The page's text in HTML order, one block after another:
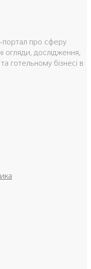
портал про сферу
огляди, дослідження,
готельному бізнесі в